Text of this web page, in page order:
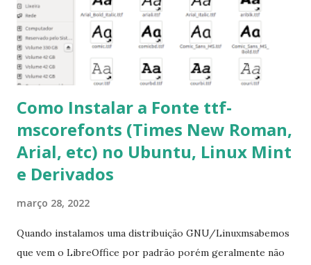
Corrigir problemas de dependências, concluir instalação de
pacotes pendentes e outros erros: $ sudo apt-get -f install
6- Se o comando sudo apt-get -f install nã...
Como Instalar a Fonte ttf-
mscorefonts (Times New Roman,
Arial, etc) no Ubuntu, Linux Mint
e Derivados
março 28, 2022
Quando instalamos uma distribuição GNU/Linuxmsabemos
que vem o LibreOffice por padrão porém geralmente não